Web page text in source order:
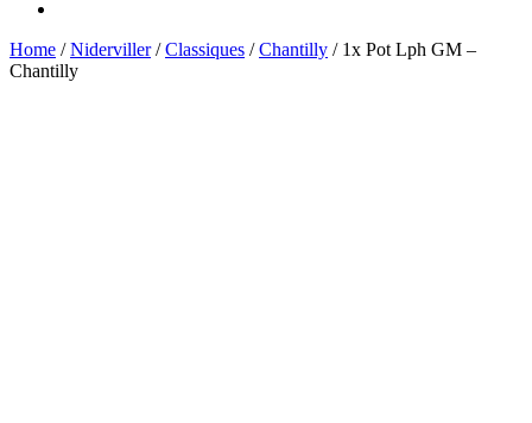
Home /Niderviller/Classiques /Chantilly / 1x Pot Lph GM –
Chantilly